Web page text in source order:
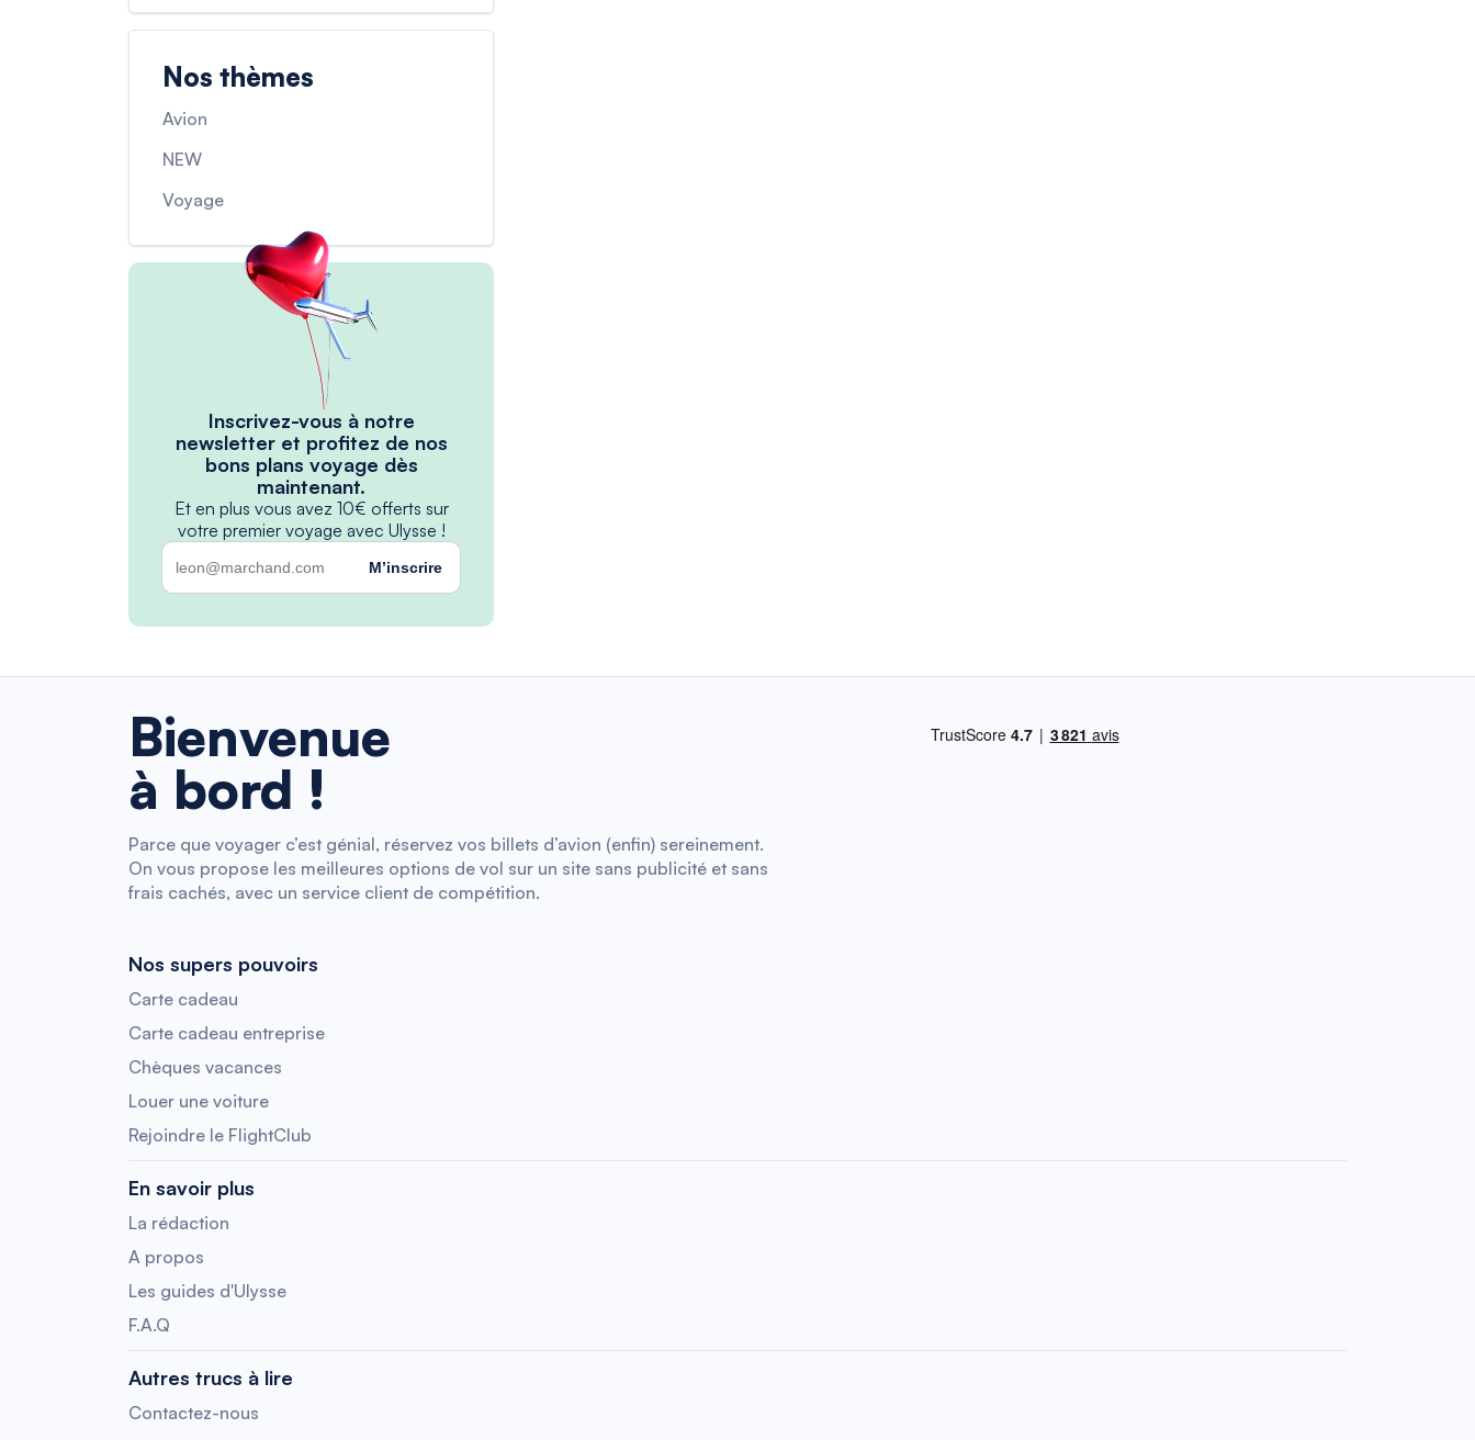
Nos thèmes
Avion
NEW
Voyage
Inscrivez-vous à notre
newsletter et profitez de nos
bons plans voyage dès
maintenant.
Et en plus vous avez 10€ offerts sur
votre premier voyage avec Ulysse !
M’inscrire
Bienvenue
à bord !
Parce que voyager c’est génial, réservez vos billets d’avion (enfin) sereinement.
On vous propose les meilleures options de vol sur un site sans publicité et sans
frais cachés, avec un service client de compétition.
Nos supers pouvoirs
Carte cadeau
Carte cadeau entreprise
Chèques vacances
Louer une voiture
Rejoindre le FlightClub
En savoir plus
La rédaction
A propos
Les guides d'Ulysse
F.A.Q
Autres trucs à lire
Contactez-nous